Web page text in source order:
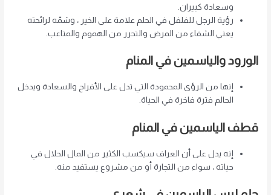
وسعادة كبيران.
رؤية الرجل للفلفل في الحلم علامة على الخير ، وشمّه لرائحته
يعني الشفاء من المرض والتحرر من الهموم والمتاعب.
الورود والياسمين في المنام
إنها من الرؤى المحمودة التي تدل على الأفراح والسعادة ويدخل
الحالم فترة فاخرة في الحياة.
قطف الياسمين في المنام
إنه يدل على أن العراف سيكسب الكثير من المال الحلال في
حياته ، سواء من التجارة أو من مشروع يستفيد منه.